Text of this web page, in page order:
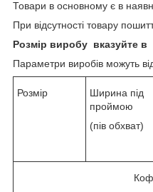
Товари в основному є в
При відсутності товару
Розмір виробу вказуйте в
Параметри виробів можуть
Розмір
Ширина під
проймою
(пів обхват)